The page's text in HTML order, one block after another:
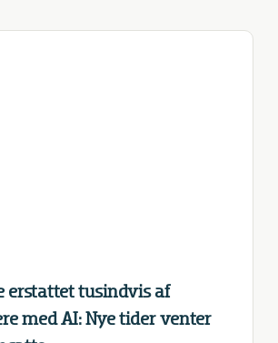
erstattet tusindvis af
med AI: Nye tider venter